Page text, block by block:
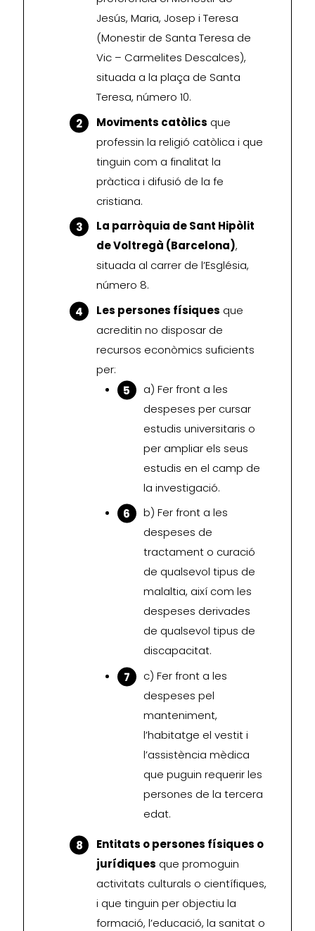
Jesús, Maria, Josep i Teresa
(Monestir de Santa Teresa de
Vic – Carmelites Descalces),
situada a la plaça de Santa
Teresa, número 10.
Moviments catòlics que
professin la religió catòlica i que
tinguin com a finalitat la
pràctica i difusió de la fe
cristiana.
La parròquia de Sant Hipòlit
de Voltregà (Barcelona),
situada al carrer de l’Església,
número 8.
Les persones físiques que
acreditin no disposar de
recursos econòmics suficients
per:
a) Fer front a les
despeses per cursar
estudis universitaris o
per ampliar els seus
estudis en el camp de
la investigació.
b) Fer front a les
despeses de
tractament o curació
de qualsevol tipus de
malaltia, així com les
despeses derivades
de qualsevol tipus de
discapacitat.
c) Fer front a les
despeses pel
manteniment,
l’habitatge el vestit i
l’assistència mèdica
que puguin requerir les
persones de la tercera
edat.
Entitats o persones físiques o
jurídiques que promoguin
activitats culturals o científiques,
i que tinguin per objectiu la
formació, l’educació, la sanitat o